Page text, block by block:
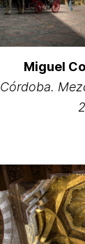
Miguel
Córdoba.